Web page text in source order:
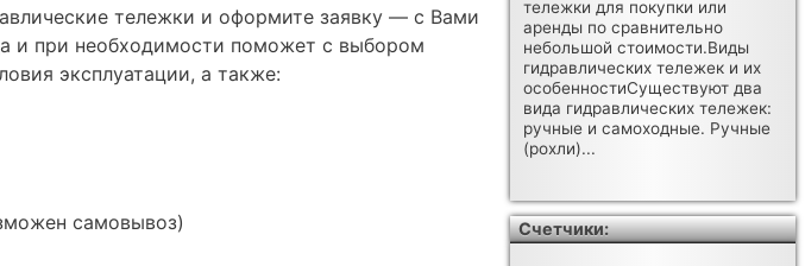
тележки и оформите заявку — с Вами
и при необходимости поможет с выбором
эксплуатации, а также:
самовывоз)
тележки для покупки или
аренды по сравнительно
небольшой стоимости.Виды
гидравлических тележек и их
особенностиСуществуют два
вида гидравлических тележек:
ручные и самоходные. Ручные
(рохли)...
Счетчики: